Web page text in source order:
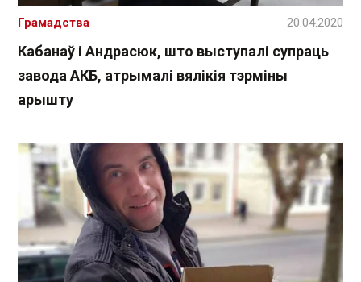
Кабанаў і Андрасюк, што выступалі супраць
завода АКБ, атрымалі вялікія тэрміны
арышту
Грамадства 20.04.2020